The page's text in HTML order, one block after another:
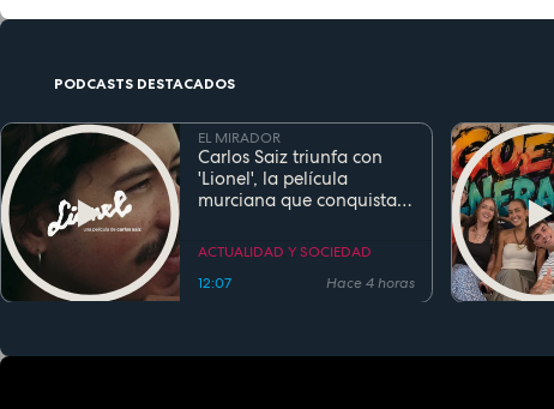
PODCASTS DESTACADOS
EL MIRADOR
Carlos Saiz triunfa con
'Lionel', la película
murciana que conquista
estreno
ACTUALIDAD Y SOCIEDAD
12:07
Hace 4 horas